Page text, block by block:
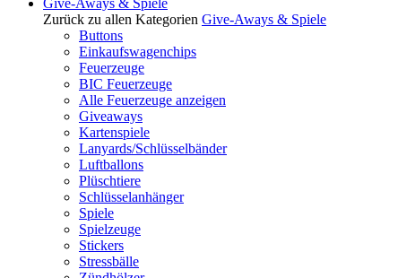
Give-Aways & Spiele
Zurück zu allen Kategorien Give-Aways & Spiele
Buttons
Einkaufswagenchips
Feuerzeuge
BIC Feuerzeuge
Alle Feuerzeuge anzeigen
Giveaways
Kartenspiele
Lanyards/Schlüsselbänder
Luftballons
Plüschtiere
Schlüsselanhänger
Spiele
Spielzeuge
Stickers
Stressbälle